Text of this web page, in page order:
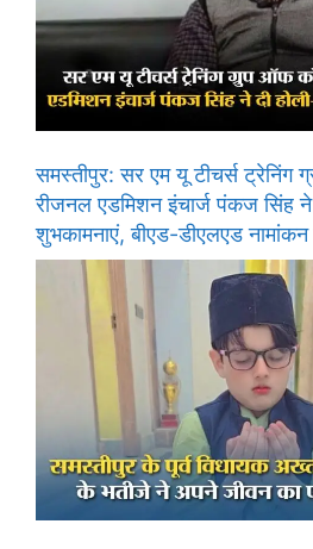
समस्तीपुर: सर एम यू टीचर्स
रीजनल एडमिशन इंचार्ज पंकज सिंह ने
शुभकामनाएं, बीएड-डीएलएड